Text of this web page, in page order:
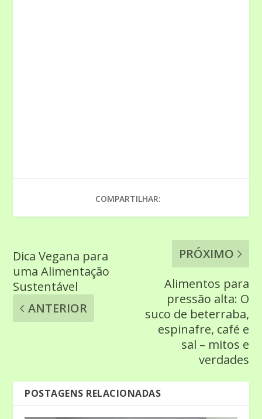
COMPARTILHAR:
Dica Vegana para
uma Alimentação
Sustentável
ANTERIOR
PRÓXIMO
Alimentos para
pressão alta: O
suco de beterraba,
espinafre, café e
sal – mitos e
verdades
POSTAGENS RELACIONADAS